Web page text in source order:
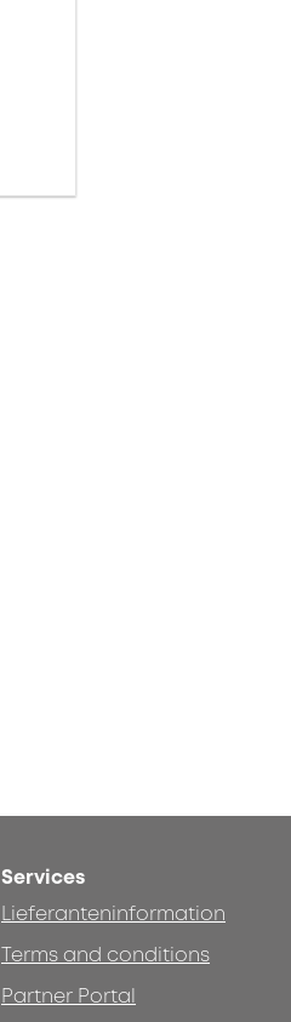
Services
Lieferanteninformation
Terms and conditions
Partner Portal